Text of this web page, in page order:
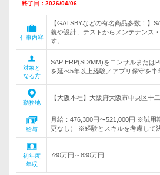
終了日：2026/04/06
仕事内容
【GATSBYなどの有名商品多数！】
義や設計、テストからメンテナンス
す。
対象と
なる方
SAP ERP(SD/MM)をコンサルまたは
を延べ5年以上経験／アプリ保守を
勤務地
【大阪本社】大阪府大阪市中央区
給与
月給：476,300円〜521,000円 ※試用
更なし） ※経験とスキルを考慮して
初年度
年収
780万円～830万円